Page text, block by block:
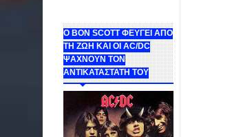
Ο BON SCOTT ΦΕΥΓΕΙ ΑΠΟ
ΤΗ ΖΩΗ ΚΑΙ ΟΙ AC/DC
ΨΑΧΝΟΥΝ ΤΟΝ
ΑΝΤΙΚΑΤΑΣΤΑΤΗ ΤΟΥ